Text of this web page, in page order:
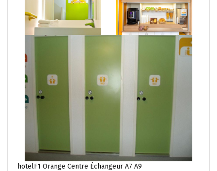
hotelF1 Orange Centre Échangeur A7 A9